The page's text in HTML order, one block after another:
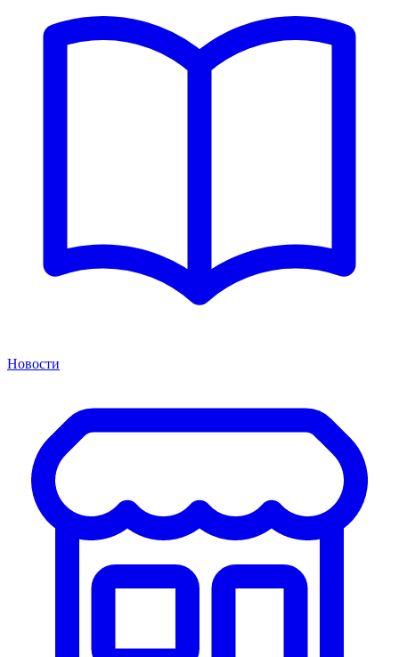
Новости